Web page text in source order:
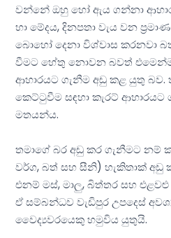
වන්නේ ඔහු හෝ ඇය ගන්නා
හා මේදය, දිනපතා වැය වන
බොහෝ දෙනා විශ්වාස කරනවා
වීමට හේතු නොවන බවත්
ආහාරයට ගැනීම අඩු කළ යුතු
කෙට්ටුවීම සඳහා කැරට් ආහාරයට
මතයන්ය.
තමාගේ බර අඩු කර ගැනීමට නම්
වර්ග, බත් සහ සීනි) හැකිතාක් අඩු
එනම් මස්, මාලු, බිත්තර සහ
ඒ සම්බන්ධව වැඩිපුර උපදෙස්
වෛද්‍යවරයෙකු හමුවිය යුතුයි.